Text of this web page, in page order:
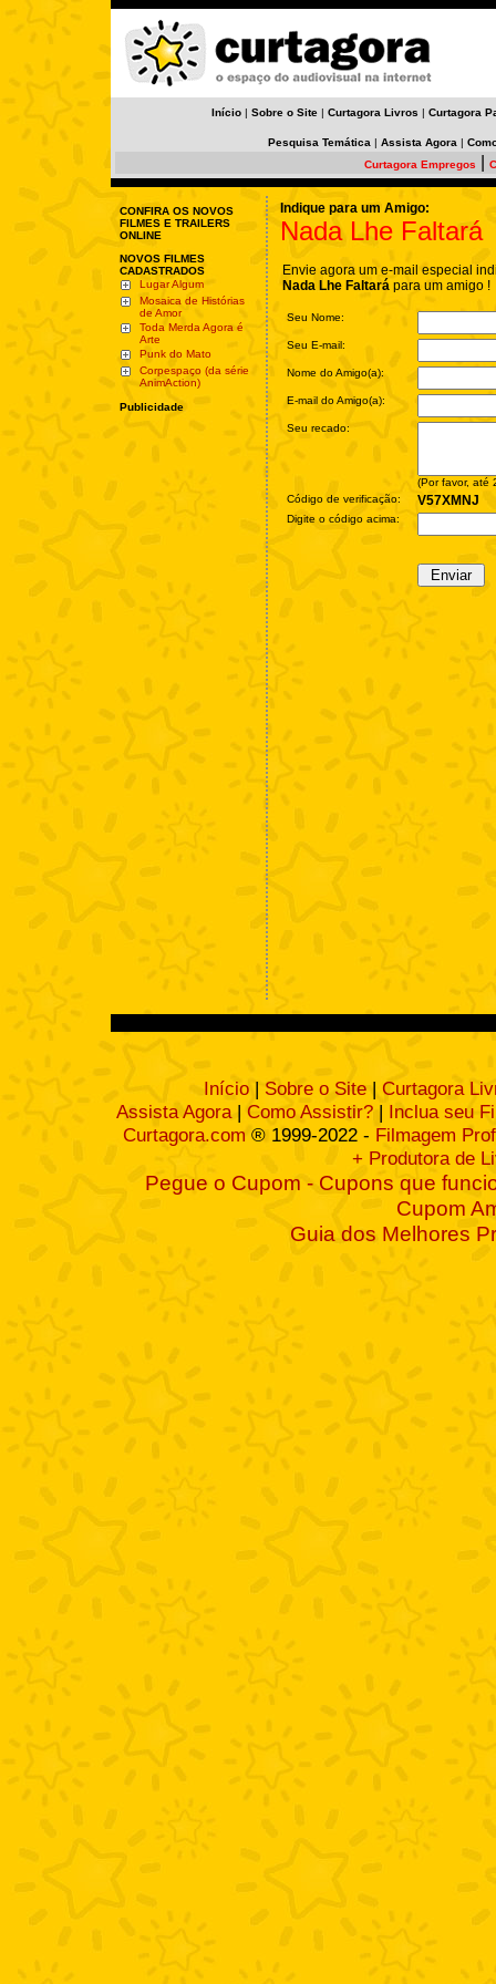
Início | Sobre o Site | Curtagora Livros | Curtagora
Pesquisa Temática | Assista Agora |
Curtagora Empregos
CONFIRA OS NOVOS
FILMES E TRAILERS
ONLINE
NOVOS FILMES
CADASTRADOS
Lugar Algum
Mosaica de Histórias
de Amor
Toda Merda Agora é
Arte
Punk do Mato
Corpespaço (da série
AnimAction)
Publicidade
Indique para um Amigo:
Nada Lhe Faltará
Envie agora um e-mail especial
Nada Lhe Faltará para um amigo !
Seu Nome:
Seu E-mail:
Nome do Amigo(a):
E-mail do Amigo(a):
Seu recado:
(Por favor, até
Código de verificação:
V57XMNJ
Digite o código acima:
Início | Sobre o Site | Curtagora
Assista Agora| Como Assistir? | Inclua seu
Curtagora.com ® 1999-2022 - Filmagem
+ Produtora de
Pegue o Cupom - Cupons que
Cupom
Guia dos Melhores